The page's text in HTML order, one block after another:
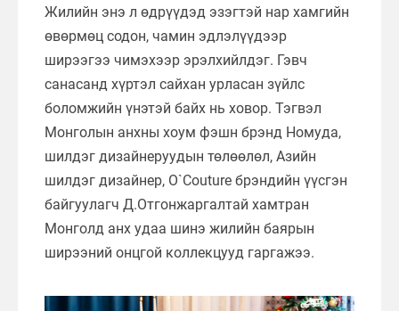
Жилийн энэ л өдрүүдэд эзэгтэй нар хамгийн
өвөрмөц содон, чамин эдлэлүүдээр
ширээгээ чимэхээр эрэлхийлдэг. Гэвч
санасанд хүртэл сайхан урласан зүйлс
боломжийн үнэтэй байх нь ховор. Тэгвэл
Монголын анхны хоум фэшн брэнд Номуда,
шилдэг дизайнеруудын төлөөлөл, Азийн
шилдэг дизайнер, O`Couture брэндийн үүсгэн
байгуулагч Д.Отгонжаргалтай хамтран
Монголд анх удаа шинэ жилийн баярын
ширээний онцгой коллекцууд гаргажээ.